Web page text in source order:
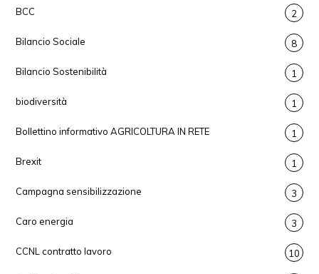
BCC 2
Bilancio Sociale 8
Bilancio Sostenibilità 1
biodiversità 1
Bollettino informativo AGRICOLTURA IN RETE 1
Brexit 1
Campagna sensibilizzazione 3
Caro energia 3
CCNL contratto lavoro 10